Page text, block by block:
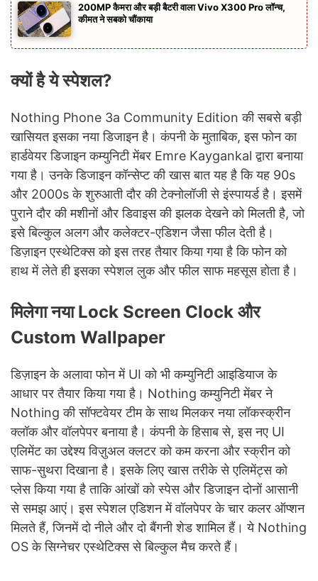
200MP कैमरा और बड़ी बैटरी वाला Vivo X300 Pro लॉन्च,
कीमत ने सबको चौंकाया
क्यों है ये स्पेशल?
Nothing Phone 3a Community Edition की सबसे बड़ी
खासियत इसका नया डिजाइन है। कंपनी के मुताबिक, इस फोन का
हार्डवेयर डिजाइन कम्युनिटी मेंबर Emre Kaygankal द्वारा बनाया
गया है। उनके डिजाइन कॉन्सेप्ट की खास बात यह है कि यह 90s
और 2000s के शुरुआती दौर की टेक्नोलॉजी से इंस्पायर्ड है। इसमें
पुराने दौर की मशीनों और डिवाइस की झलक देखने को मिलती है, जो
इसे बिल्कुल अलग और कलेक्टर-एडिशन जैसा फील देती है।
डिज़ाइन एस्थेटिक्स को इस तरह तैयार किया गया है कि फोन को
हाथ में लेते ही इसका स्पेशल लुक और फील साफ महसूस होता है।
मिलेगा नया Lock Screen Clock और
Custom Wallpaper
डिज़ाइन के अलावा फोन में UI को भी कम्युनिटी आइडियाज के
आधार पर तैयार किया गया है। Nothing कम्युनिटी मेंबर ने
Nothing की सॉफ्टवेयर टीम के साथ मिलकर नया लॉकस्क्रीन
क्लॉक और वॉलपेपर बनाया है। कंपनी के हिसाब से, इस नए UI
एलिमेंट का उद्देश्य विज़ुअल क्लटर को कम करना और स्क्रीन को
साफ-सुथरा दिखाना है। इसके लिए खास तरीके से एलिमेंट्स को
प्लेस किया गया है ताकि आंखों को स्पेस और डिजाइन दोनों आसानी
से समझ आएं। इस स्पेशल एडिशन में वॉलपेपर के चार कलर ऑप्शन
मिलते हैं, जिनमें दो नीले और दो बैंगनी शेड शामिल हैं। ये Nothing
OS के सिग्नेचर एस्थेटिक्स से बिल्कुल मैच करते हैं।